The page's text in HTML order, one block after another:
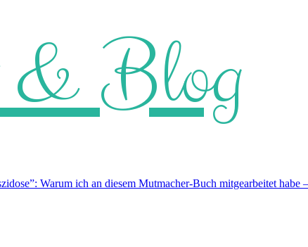
Blog
Warum ich an diesem Mutmacher-Buch mitgearbeitet habe